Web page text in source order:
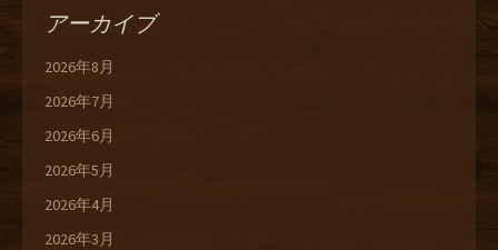
アーカイブ
2026年8月
2026年7月
2026年6月
2026年5月
2026年4月
2026年3月